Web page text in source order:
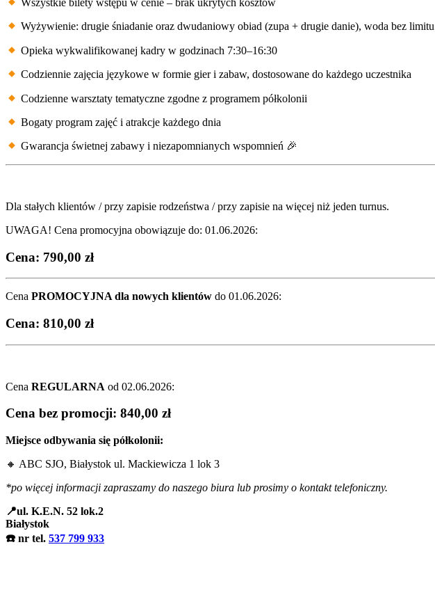
Wszystkie bilety wstępu w cenie – brak ukrytych kosztów
Wyżywienie: drugie śniadanie oraz dwudaniowy obiad (zupa + drugie danie), woda bez limitu
Opieka wykwalifikowanej kadry w godzinach 7:30–16:30
Codziennie zajęcia językowe w formie gier i zabaw, dostosowane do każdego uczestnika
Codzienne warsztaty tematyczne zgodne z programem półkolonii
Bogaty program zajęć i atrakcje każdego dnia
Gwarancja świetnej zabawy i niezapomnianych wspomnień 🎉
Dla stałych klientów / przy zapisie rodzeństwa / przy zapisie na więcej niż jeden turnus.
UWAGA! Cena promocyjna obowiązuje do: 01.06.2026:
Cena: 790,00 zł
Cena PROMOCYJNA dla nowych klientów do 01.06.2026:
Cena: 810,00 zł
Cena REGULARNA od 02.06.2026:
Cena bez promocji: 840,00 zł
Miejsce odbywania się półkolonii:
🔸 ABC SJO, Białystok ul. Mackiewicza 1 lok 3
*po więcej informacji zapraszamy do naszego biura lub prosimy o kontakt telefoniczny.
📍ul. K.E.N. 52 lok.2
Białystok
☎️ nr tel. 537 799 933